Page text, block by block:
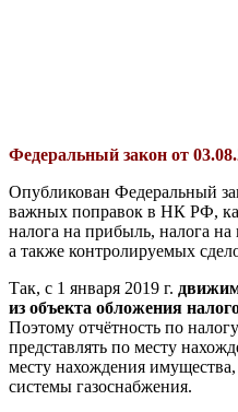
Федеральный закон от
Опубликован Федеральный
важных поправок в НК РФ,
налога на прибыль, налога
а также контролируемых
Так, с 1 января 2019 г.
из объекта обложения
Поэтому отчётность по
представлять по месту
месту нахождения
системы газоснабжения.